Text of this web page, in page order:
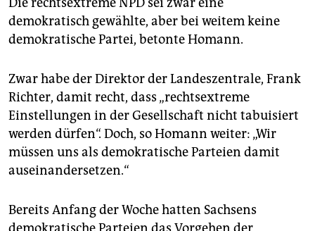
demokratisch gewählte, aber bei weitem keine
demokratische Partei, betonte Homann.
Zwar habe der Direktor der Landeszentrale, Frank
Richter, damit recht, dass „rechtsextreme
Einstellungen in der Gesellschaft nicht tabuisiert
werden dürfen“. Doch, so Homann weiter: „Wir
müssen uns als demokratische Parteien damit
auseinandersetzen.“
Bereits Anfang der Woche hatten Sachsens